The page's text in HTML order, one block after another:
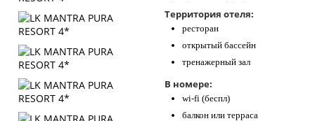
Территория отеля:
ресторан
открытый бассейн
тренажерный зал
В номере:
wi-fi (беспл)
балкон или терраса